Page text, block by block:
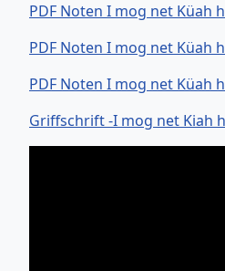
PDF Noten I mog net Küah
PDF Noten I mog net Küah
PDF Noten I mog net Küah
Griffschrift -I mog net Kiah